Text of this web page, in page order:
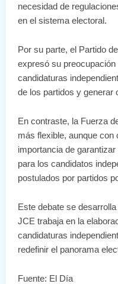
necesidad de
en el sistema electoral.
Por su parte, el Partido
expresó su
candidaturas
de los partidos y generar
En contraste, la Fuerza
más flexible, aunque
importancia de
para los candidatos
postulados por partidos
Este debate se
JCE trabaja en la
candidaturas
redefinir el panorama
Fuente: El Día